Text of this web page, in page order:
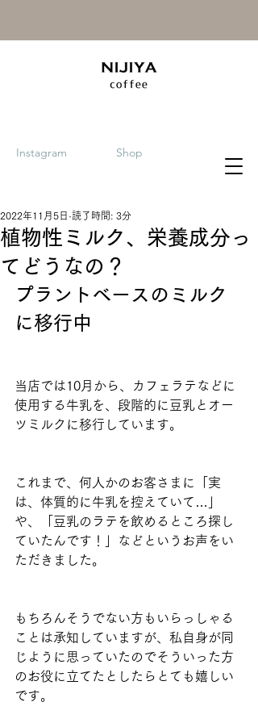
Instagram Shop
植物性ミルク、栄養成分っ
てどうなの？
2022年11月5日 読了時間: 3分
プラントベースのミルク
に移行中
当店では10月から、カフェラテなどに
使用する牛乳を、段階的に豆乳とオー
ツミルクに移行しています。
これまで、何人かのお客さまに「実
は、体質的に牛乳を控えていて…」
や、「豆乳のラテを飲めるところ探し
ていたんです！」などというお声をい
ただきました。
もちろんそうでない方もいらっしゃる
ことは承知していますが、私自身が同
じように思っていたのでそういった方
のお役に立てたとしたらとても嬉しい
です。